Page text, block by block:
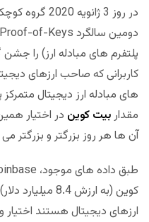
در روز 3
پلتفرم های مبادله ارز) را
کاربرانی که صاحب ارزهای
های مبادله ارز دیجیتال
مقدار بیت کوین در اختیار
آن ها هر روز بزرگتر و بزرگتر
کوین (به ارزش
ارزهای دیجیتال هستند اختیار